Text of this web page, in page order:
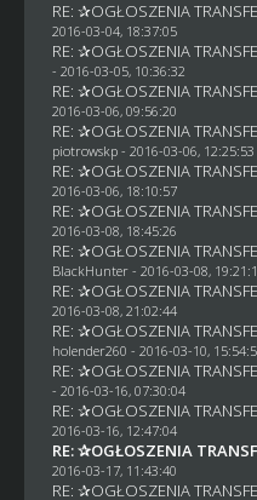
RE: ✰OGŁOSZENIA
2016-03-04, 18:37:05
RE: ✰OGŁOSZENIA
- 2016-03-05, 10:36:32
RE: ✰OGŁOSZENIA
2016-03-06, 09:56:20
RE: ✰OGŁOSZENIA
piotrowskp- 2016-03-06, 12:25:53
RE: ✰OGŁOSZENIA
2016-03-06, 18:10:57
RE: ✰OGŁOSZENIA
2016-03-08, 18:45:26
RE: ✰OGŁOSZENIA
BlackHunter- 2016-03-08,
RE: ✰OGŁOSZENIA
2016-03-08, 21:02:44
RE: ✰OGŁOSZENIA
holender260 - 2016-03-10,
RE: ✰OGŁOSZENIA
- 2016-03-16, 07:30:04
RE: ✰OGŁOSZENIA
2016-03-16, 12:47:04
RE: ✰OGŁOSZENIA
2016-03-17, 11:43:40
RE: ✰OGŁOSZENIA